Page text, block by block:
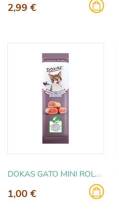
2,99 €
DOKAS GATO MINI ROLLOS POLLO Y ATUN 10GR
1,00 €